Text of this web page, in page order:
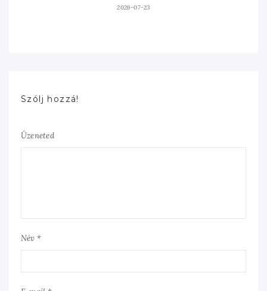
2026-07-23
Szólj hozzá!
Üzeneted
Név *